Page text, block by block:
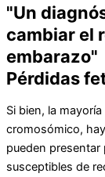
"Un
cambiar el
embarazo"
Pérdidas
Si bien, la
cromosómico,
pueden
susceptibles de